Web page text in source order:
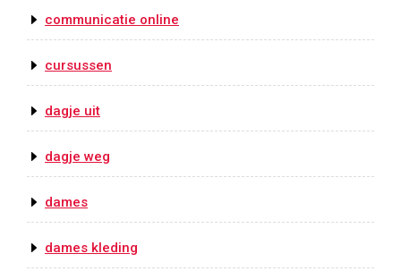
communicatie online
cursussen
dagje uit
dagje weg
dames
dames kleding